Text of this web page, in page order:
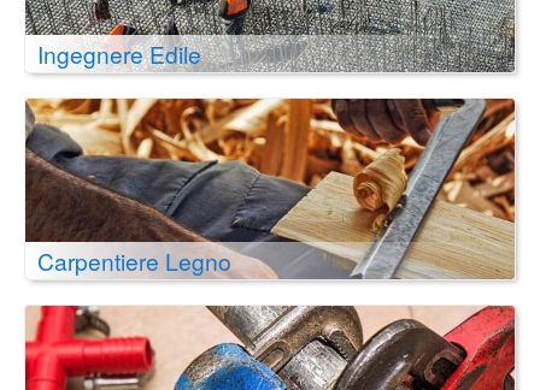
Ingegnere Edile
Carpentiere Legno